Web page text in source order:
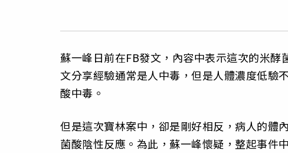
蘇一峰日前在FB發文，內容中表示這次的米
文分享經驗通常是人中毒，但是人體濃度低驗
酸中毒。
但是這次寶林案中，卻是剛好相反，病人的體
菌酸陰性反應。為此，蘇一峰懷疑，整起事件